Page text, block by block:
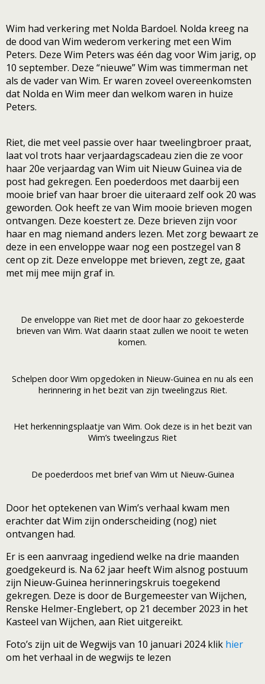
Wim had verkering met Nolda Bardoel. Nolda kreeg na
de dood van Wim wederom verkering met een Wim
Peters. Deze Wim Peters was één dag voor Wim jarig, op
10 september. Deze “nieuwe” Wim was timmerman net
als de vader van Wim. Er waren zoveel overeenkomsten
dat Nolda en Wim meer dan welkom waren in huize
Peters.
Riet, die met veel passie over haar tweelingbroer praat,
laat vol trots haar verjaardagscadeau zien die ze voor
haar 20e verjaardag van Wim uit Nieuw Guinea via de
post had gekregen. Een poederdoos met daarbij een
mooie brief van haar broer die uiteraard zelf ook 20 was
geworden. Ook heeft ze van Wim mooie brieven mogen
ontvangen. Deze koestert ze. Deze brieven zijn voor
haar en mag niemand anders lezen. Met zorg bewaart ze
deze in een enveloppe waar nog een postzegel van 8
cent op zit. Deze enveloppe met brieven, zegt ze, gaat
met mij mee mijn graf in.
De enveloppe van Riet met de door haar zo gekoesterde
brieven van Wim. Wat daarin staat zullen we nooit te weten
komen.
Schelpen door Wim opgedoken in Nieuw-Guinea en nu als een
herinnering in het bezit van zijn tweelingzus Riet.
Het herkenningsplaatje van Wim. Ook deze is in het bezit van
Wim’s tweelingzus Riet
De poederdoos met brief van Wim ut Nieuw-Guinea
Door het optekenen van Wim’s verhaal kwam men
erachter dat Wim zijn onderscheiding (nog) niet
ontvangen had.
Er is een aanvraag ingediend welke na drie maanden
goedgekeurd is. Na 62 jaar heeft Wim alsnog postuum
zijn Nieuw-Guinea herinneringskruis toegekend
gekregen. Deze is door de Burgemeester van Wijchen,
Renske Helmer-Englebert, op 21 december 2023 in het
Kasteel van Wijchen, aan Riet uitgereikt.
Foto’s zijn uit de Wegwijs van 10 januari 2024 klik hier
om het verhaal in de wegwijs te lezen